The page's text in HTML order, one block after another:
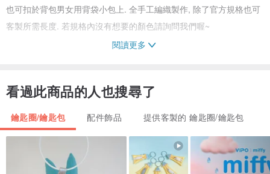
也可扣於背包男女用背袋小包上. 全手工編織製作, 除了官方規格也可
客製所需長度. 若規格內沒有想要的顏色請詢問我們喔~
傘繩系列採用美國知名品牌軍規傘繩, 與市面較為稀有且獨特的進口金
製品料. 無化學藥劑味殘留, 日曬與清潔劑洗滌不褪色.
閱讀更多
看過此商品的人也搜尋了
鑰匙圈/鑰匙包 配件飾品 提供客製的 鑰匙圈/鑰匙包